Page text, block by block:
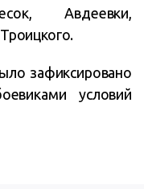
Авдеевки,
зафиксировано
условий